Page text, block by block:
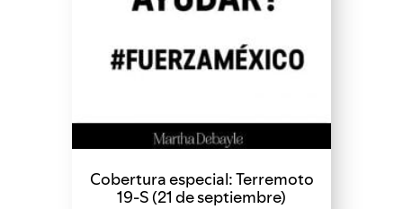
Cobertura especial: Terremoto
19-S (21 de septiembre)